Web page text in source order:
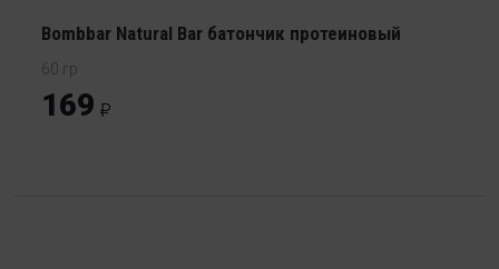
Bombbar Natural Bar батончик протеиновый
60 гр
169